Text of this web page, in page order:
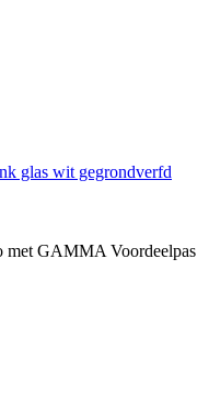
glas wit gegrondverfd
met GAMMA Voordeelpas